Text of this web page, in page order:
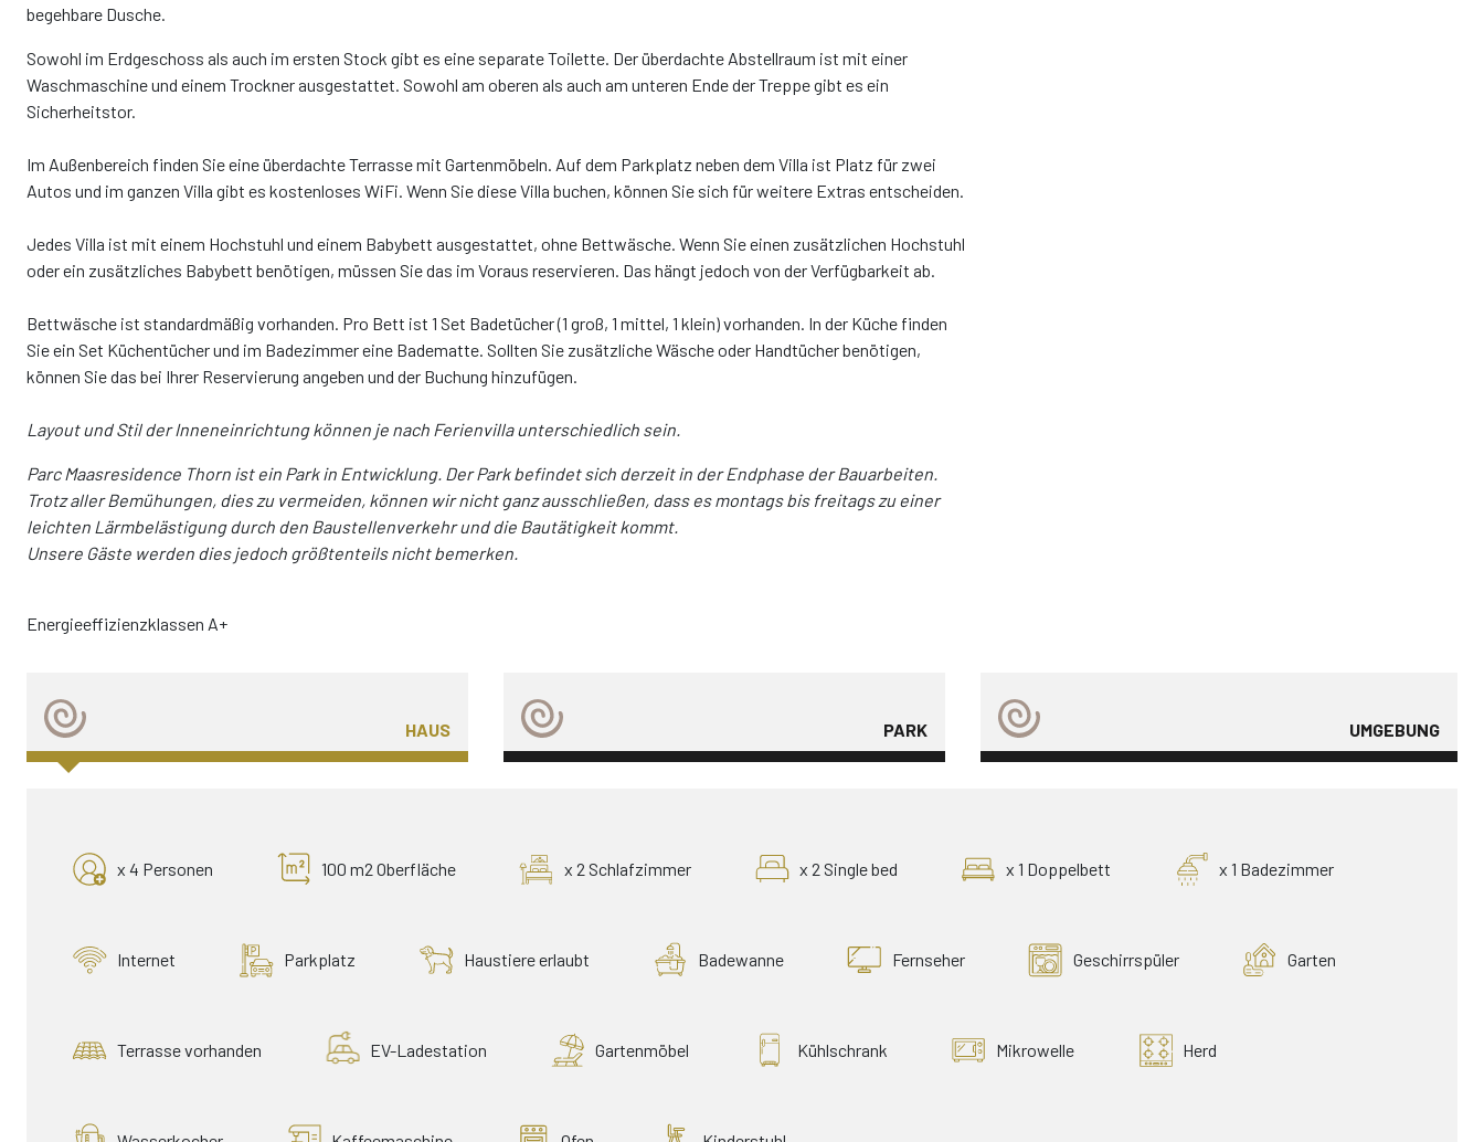
begehbare Dusche.
Sowohl im Erdgeschoss als auch im ersten Stock gibt es eine separate Toilette. Der überdachte Abstellraum ist mit einer
Waschmaschine und einem Trockner ausgestattet. Sowohl am oberen als auch am unteren Ende der Treppe gibt es ein
Sicherheitstor.
Im Außenbereich finden Sie eine überdachte Terrasse mit Gartenmöbeln. Auf dem Parkplatz neben dem Villa ist Platz für zwei
Autos und im ganzen Villa gibt es kostenloses WiFi. Wenn Sie diese Villa buchen, können Sie sich für weitere Extras entscheiden.
Jedes Villa ist mit einem Hochstuhl und einem Babybett ausgestattet, ohne Bettwäsche. Wenn Sie einen zusätzlichen Hochstuhl
oder ein zusätzliches Babybett benötigen, müssen Sie das im Voraus reservieren. Das hängt jedoch von der Verfügbarkeit ab.
Bettwäsche ist standardmäßig vorhanden. Pro Bett ist 1 Set Badetücher (1 groß, 1 mittel, 1 klein) vorhanden. In der Küche finden
Sie ein Set Küchentücher und im Badezimmer eine Badematte. Sollten Sie zusätzliche Wäsche oder Handtücher benötigen,
können Sie das bei Ihrer Reservierung angeben und der Buchung hinzufügen.
Layout und Stil der Inneneinrichtung können je nach Ferienvilla unterschiedlich sein.
Parc Maasresidence Thorn ist ein Park in Entwicklung. Der Park befindet sich derzeit in der Endphase der Bauarbeiten.
Trotz aller Bemühungen, dies zu vermeiden, können wir nicht ganz ausschließen, dass es montags bis freitags zu einer
leichten Lärmbelästigung durch den Baustellenverkehr und die Bautätigkeit kommt.
Unsere Gäste werden dies jedoch größtenteils nicht bemerken.
Energieeffizienzklassen A+
HAUS PARK UMGEBUNG
x 4 Personen 100 m2 Oberfläche x 2 Schlafzimmer x 2 Single bed x 1 Doppelbett x 1 Badezimmer
Internet Parkplatz Haustiere erlaubt Badewanne Fernseher Geschirrspüler Garten
Terrasse vorhanden EV-Ladestation Gartenmöbel Kühlschrank Mikrowelle Herd